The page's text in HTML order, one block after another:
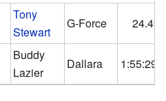
Tony
Stewart
G-Force
24.490
Buddy
Lazier
Dallara